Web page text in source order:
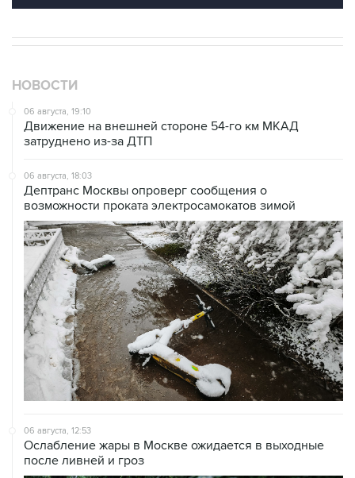
НОВОСТИ
06 августа, 19:10
Движение на внешней стороне 54-го км МКАД
затруднено из-за ДТП
06 августа, 18:03
Дептранс Москвы опроверг сообщения о
возможности проката электросамокатов зимой
06 августа, 12:53
Ослабление жары в Москве ожидается в выходные
после ливней и гроз